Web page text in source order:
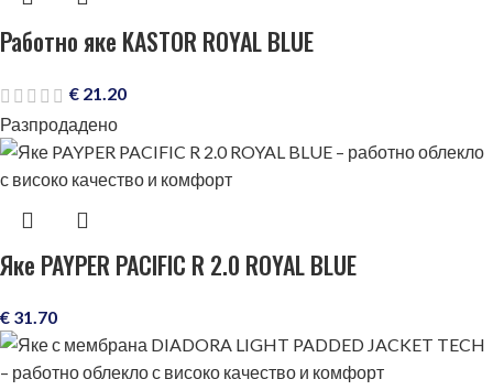
Работно яке KASTOR ROYAL BLUE
€ 21.20
Разпродадено
Яке PAYPER PACIFIC R 2.0 ROYAL BLUE
€ 31.70